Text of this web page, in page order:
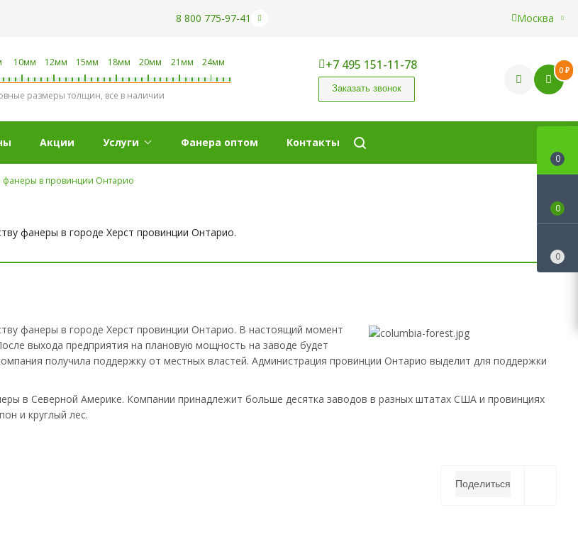
8 800 775-97-41 Москва
10мм 12мм 15мм 18мм 20мм 21мм 24мм
размеры толщин, все в наличии
+7 495 151-11-78
Заказать звонок
0 ₽
Акции Услуги Фанера оптом Контакты
фанеры в провинции Онтарио
фанеры в городе Херст провинции Онтарио.
фанеры в городе Херст провинции Онтарио. В настоящий момент
выхода предприятия на плановую мощность на заводе будет
получила поддержку от местных властей. Администрация провинции Онтарио выделит для поддержки
в Северной Америке. Компании принадлежит больше десятка заводов в разных штатах США и провинциях
и круглый лес.
Поделиться
0
0
0